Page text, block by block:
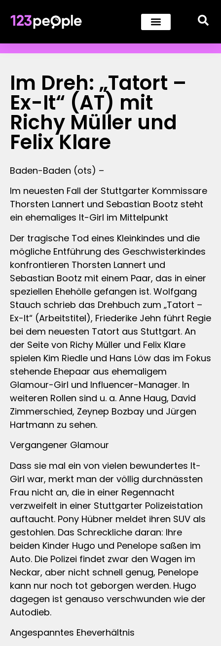
Im Dreh: „Tatort –
Ex-It“ (AT) mit
Richy Müller und
Felix Klare
Baden-Baden (ots) –
Im neuesten Fall der Stuttgarter Kommissare
Thorsten Lannert und Sebastian Bootz steht
ein ehemaliges It-Girl im Mittelpunkt
Der tragische Tod eines Kleinkindes und die
mögliche Entführung des Geschwisterkindes
konfrontieren Thorsten Lannert und
Sebastian Bootz mit einem Paar, das in einer
speziellen Ehehölle gefangen ist. Wolfgang
Stauch schrieb das Drehbuch zum „Tatort –
Ex-It“ (Arbeitstitel), Friederike Jehn führt Regie
bei dem neuesten Tatort aus Stuttgart. An
der Seite von Richy Müller und Felix Klare
spielen Kim Riedle und Hans Löw das im Fokus
stehende Ehepaar aus ehemaligem
Glamour-Girl und Influencer-Manager. In
weiteren Rollen sind u. a. Anne Haug, David
Zimmerschied, Zeynep Bozbay und Jürgen
Hartmann zu sehen.
Vergangener Glamour
Dass sie mal ein von vielen bewundertes It-
Girl war, merkt man der völlig durchnässten
Frau nicht an, die in einer Regennacht
verzweifelt in einer Stuttgarter Polizeistation
auftaucht. Pony Hübner meldet ihren SUV als
gestohlen. Das Schreckliche daran: Ihre
beiden Kinder Hugo und Penelope saßen im
Auto. Die Polizei findet zwar den Wagen im
Neckar, aber nicht schnell genug, Penelope
kann nur noch tot geborgen werden. Hugo
dagegen ist genauso verschwunden wie der
Autodieb.
Angespanntes Eheverhältnis